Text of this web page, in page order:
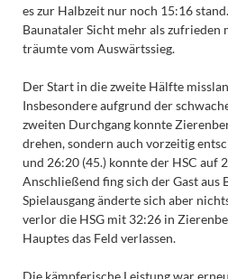
es zur Halbzeit nur noch 15:16
Baunataler Sicht mehr als zufrieden
träumte vom Auswärtssieg.
Der Start in die zweite Hälfte
Insbesondere aufgrund der
zweiten Durchgang konnte
drehen, sondern auch vorzeitig
und 26:20 (45.) konnte der HSC auf
Anschließend fing sich der Gast aus
Spielausgang änderte sich aber
verlor die HSG mit 32:26 in
Hauptes das Feld verlassen.
Die kämpferische Leistung war